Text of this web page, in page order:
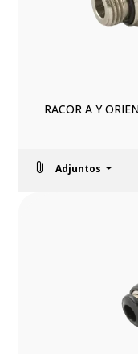
RACOR A Y
Adjuntos